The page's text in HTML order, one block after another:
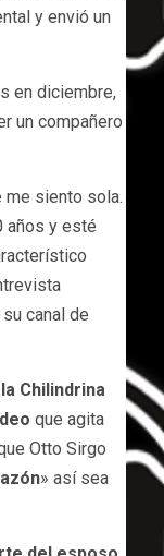
y envió un
en diciembre,
un compañero
me siento sola.
años y esté
canal de
la Chilindrina
que agita
Otto Sirgo
» así sea